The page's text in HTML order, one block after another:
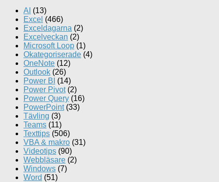
AI (13)
Excel (466)
Exceldagarna (2)
Excelveckan (2)
Microsoft Loop (1)
Okategoriserade (4)
OneNote (12)
Outlook (26)
Power BI (14)
Power Pivot(2)
Power Query (16)
PowerPoint(33)
Tävling (3)
Teams (11)
Texttips (506)
VBA & makro (31)
Videotips (90)
Webbläsare (2)
Windows (7)
Word (51)